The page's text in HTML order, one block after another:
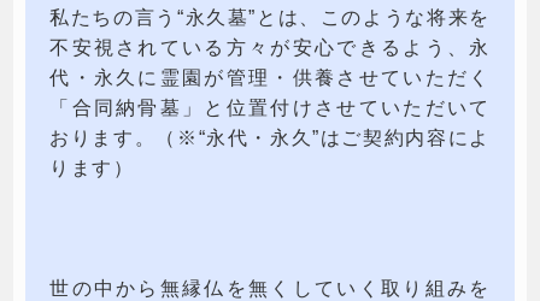
私たちの言う“永久墓”とは、このような将来を
不安視されている方々が安心できるよう、永
代・永久に霊園が管理・供養させていただく
「合同納骨墓」と位置付けさせていただいて
おります。（※“永代・永久”はご契約内容によ
ります）
世の中から無縁仏を無くしていく取り組みを